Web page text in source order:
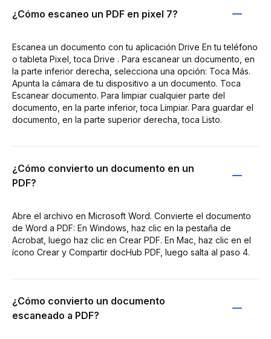
¿Cómo escaneo un PDF en pixel 7?
Escanea un documento con tu aplicación Drive En tu teléfono
o tableta Pixel, toca Drive . Para escanear un documento, en
la parte inferior derecha, selecciona una opción: Toca Más.
Apunta la cámara de tu dispositivo a un documento. Toca
Escanear documento. Para limpiar cualquier parte del
documento, en la parte inferior, toca Limpiar. Para guardar el
documento, en la parte superior derecha, toca Listo.
¿Cómo convierto un documento en un
PDF?
Abre el archivo en Microsoft Word. Convierte el documento
de Word a PDF: En Windows, haz clic en la pestaña de
Acrobat, luego haz clic en Crear PDF. En Mac, haz clic en el
ícono Crear y Compartir docHub PDF, luego salta al paso 4.
¿Cómo convierto un documento
escaneado a PDF?